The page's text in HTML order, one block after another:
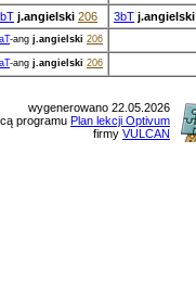
j.angielski 206 3bT j.angielski
-ang j.angielski 206
-ang j.angielski 206
wygenerowano 22.05.2026
programu Plan lekcji Optivum
firmy VULCAN